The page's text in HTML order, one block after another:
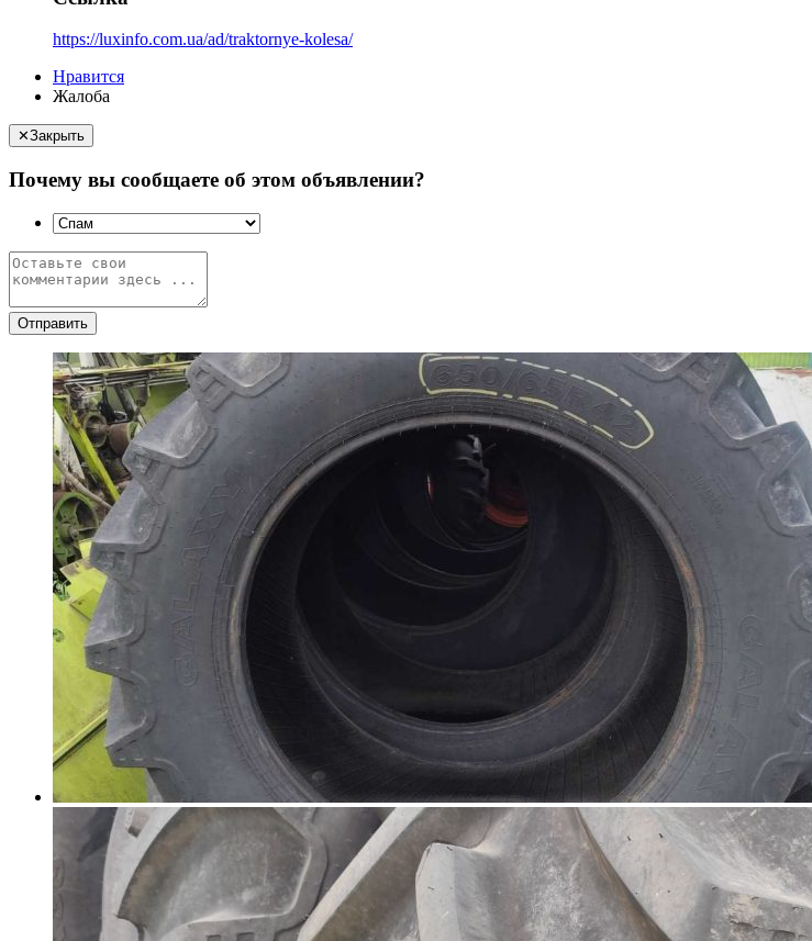
https://luxinfo.com.ua/ad/traktornye-kolesa/
Нравится
Жалоба
✕Закрыть
Почему вы сообщаете об этом объявлении?
Отправить